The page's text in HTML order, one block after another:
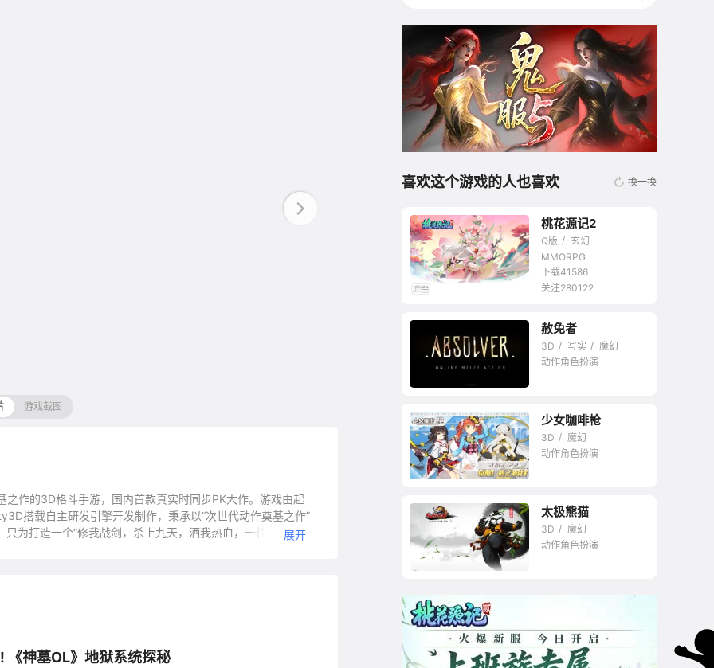
游戏截图
作的3D格斗手游，国内首款真实时同步PK大作。游戏由起
搭载自主研发引擎开发制作，秉承以“次世代动作奠基之作”
为打造一个“修我战剑，杀上九天，洒我热血，一往无前”的
展开
《神墓OL》地狱系统探秘
喜欢这个游戏的人也喜欢 换一换
网游
桃花源记2
Q版
玄幻
MMORPG
下载41586
关注280122
格斗版的荣耀战魂
赦免者
3D 写实
魔幻
动作角色扮演
少女咖啡枪
3D
魔幻
动作角色扮演
太极熊猫
3D
魔幻
动作角色扮演